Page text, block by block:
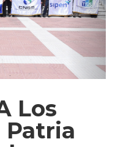
Los
Patria